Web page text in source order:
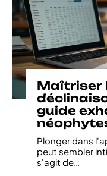
Maîtriser
guide
Plonger dans
peut sembler
s'agit de